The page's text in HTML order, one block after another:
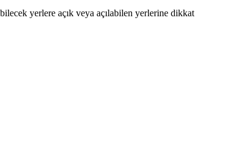
yerlere açık veya açılabilen yerlerine dikkat